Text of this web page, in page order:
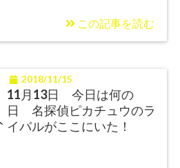
この記事を読む
2018/11/15
11月13日 今日は何の
日 名探偵ピカチュウのラ
イバルがここにいた！